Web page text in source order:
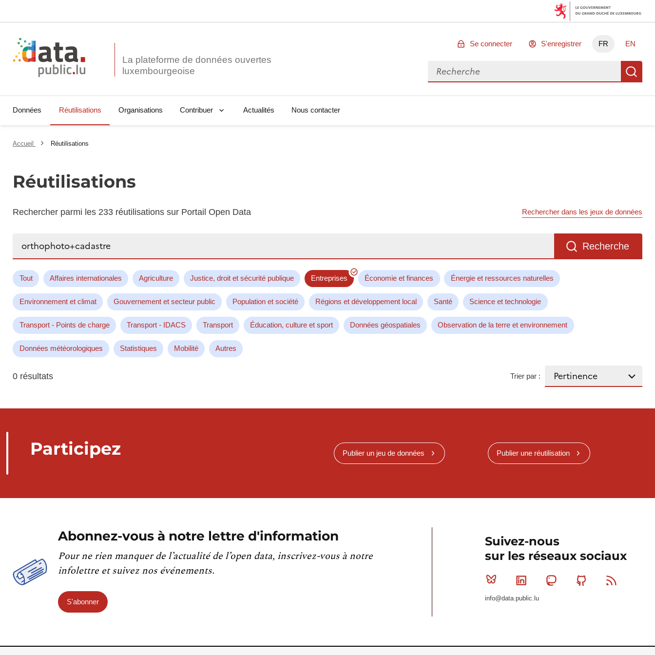
La plateforme de données ouvertes
Se connecter S'enregistrer FR EN
Rechercher des données
Données Réutilisations Organisations Contribuer Actualités Nous contacter
Accueil Réutilisations
Réutilisations
Rechercher parmi les 233 réutilisations sur Portail Open Data Rechercher dans les jeux de données
Recherche
Tout Affaires internationales Agriculture Justice, droit et sécurité publique Entreprises Économie et finances Énergie et ressources naturelles
Environnement et climat Gouvernement et secteur public Population et société Régions et développement local Santé Science et technologie
Transport - Points de charge Transport - IDACS Transport Éducation, culture et sport Données géospatiales Observation de la terre et environnement
Données météorologiques Statistiques Mobilité Autres
0 résultats Trier par :
Participez Publier un jeu de données Publier une réutilisation
Abonnez-vous à notre lettre d'information
Pour ne rien manquer de l’actualité de l’open data, inscrivez-vous à notre
infolettre et suivez nos événements.
S'abonner
Suivez-nous
sur les réseaux sociaux
Bluesky Linkedin MastodonGithub
info@data.public.lu